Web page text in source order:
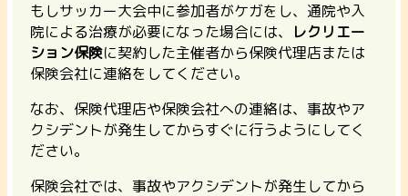
もしサッカー大会中に参加者がケガをし、通院や入
院による治療が必要になった場合には、
レクリエー
ション保険に契約した主催者から保険代理店または
保険会社に連絡をしてください。
なお、 保険代理店や保険会社への連絡は、事故やア
クシデントが発生してからすぐに行うようにしてく
ださい。
保険会社では、事故やアクシデントが発生してから